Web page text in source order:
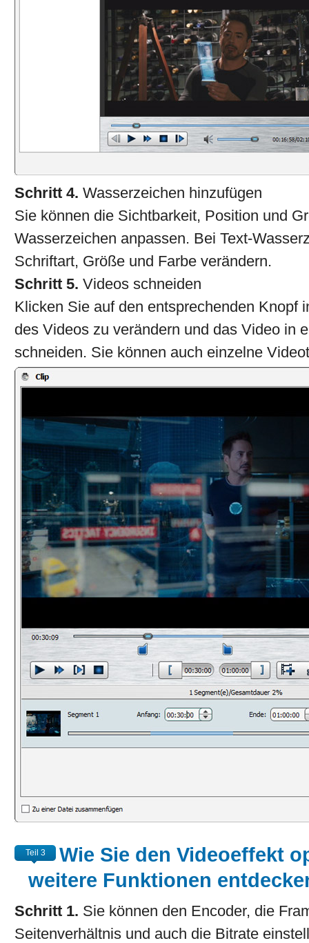
Schritt 4. Wasserzeichen hinzufügen
Sie können die Sichtbarkeit, Position und
Wasserzeichen anpassen. Bei Text-
Schriftart, Größe und Farbe verändern.
Schritt 5. Videos schneiden
Klicken Sie auf den entsprechenden Knopf
des Videos zu verändern und das Video in
schneiden. Sie können auch einzelne
Teil 3
Wie Sie den Videoeffekt
weitere Funktionen
Schritt 1. Sie können den Encoder, die
Seitenverhältnis und auch die Bitrate